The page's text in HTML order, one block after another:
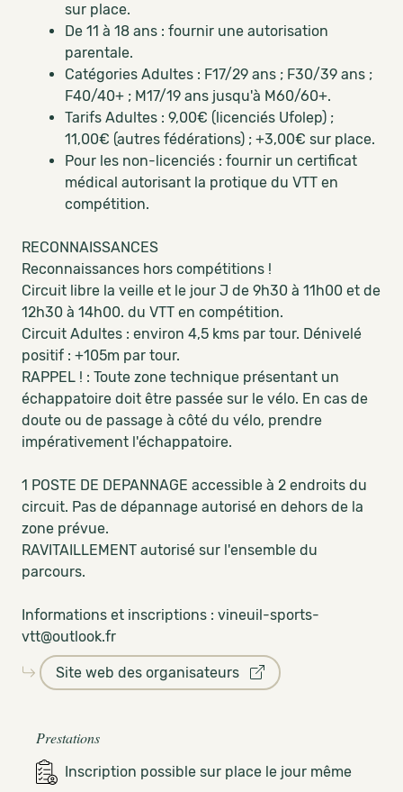
sur place.
De 11 à 18 ans : fournir une autorisation
parentale.
Catégories Adultes : F17/29 ans ; F30/39 ans ;
F40/40+ ; M17/19 ans jusqu'à M60/60+.
Tarifs Adultes : 9,00€ (licenciés Ufolep) ;
11,00€ (autres fédérations) ; +3,00€ sur place.
Pour les non-licenciés : fournir un certificat
médical autorisant la protique du VTT en
compétition.
RECONNAISSANCES
Reconnaissances hors compétitions !
Circuit libre la veille et le jour J de 9h30 à 11h00 et de
12h30 à 14h00. du VTT en compétition.
Circuit Adultes : environ 4,5 kms par tour. Dénivelé
positif : +105m par tour.
RAPPEL ! : Toute zone technique présentant un
échappatoire doit être passée sur le vélo. En cas de
doute ou de passage à côté du vélo, prendre
impérativement l'échappatoire.
1 POSTE DE DEPANNAGE accessible à 2 endroits du
circuit. Pas de dépannage autorisé en dehors de la
zone prévue.
RAVITAILLEMENT autorisé sur l'ensemble du
parcours.
Informations et inscriptions : vineuil-sports-
vtt@outlook.fr
Site web des organisateurs
Prestations
Inscription possible sur place le jour même